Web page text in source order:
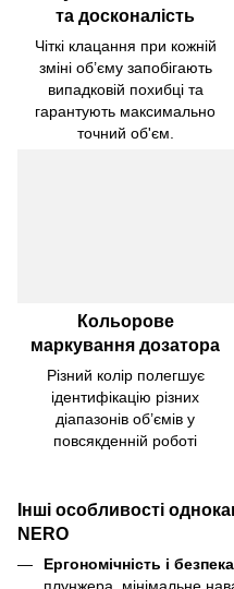
та досконалість
Чіткі клацання при кожній
зміні об’єму запобігають
випадковій похибці та
гарантують максимально
точний об'єм.
Кольорове
маркування дозатора
Різний колір полегшує
ідентифікацію різних
діапазонів об’ємів у
повсякденній роботі
Інші особливості
NERO
Ергономічність і безпека
плунжера, мінімальне